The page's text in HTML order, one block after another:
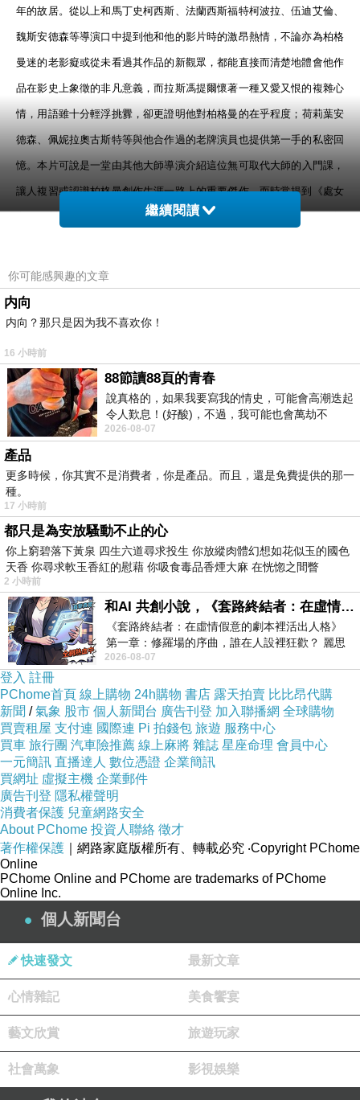
年的故居。從以上和馬丁史柯西斯、法蘭西斯福特柯波拉、伍迪艾倫、
魏斯安德森等導演口中提到他和他的影片時的激昂熱情，不論亦為柏格
曼迷的老影癡或從未看過其作品的新觀眾，都能直接而清楚地體會他作
品在影史上象徵的非凡意義，而拉斯馮提爾懷著一種又愛又恨的複雜心
情，用語雖十分輕浮挑釁，卻更證明他對柏格曼的在乎程度； 荷莉葉安
德森、佩妮拉奧古斯特等與他合作過的老牌演員也提供第一手的私密回
憶。本片可說是一堂由其他大師導演介紹這位無可取代大師的入門課，
讓人複習或認識柏格曼創作生涯一路上的重要傑作，而時常提到《處女
之泉》對其深具啟蒙意義的李安，自然也是不可或缺的訪問對象，他於
名照片，為本片下了一個完美的註解與句點。
上一篇：明日世界 Tomorrowland
下一篇：二姊妹的情人 Beloved Sisters
繼續閱讀
你可能感興趣的文章
内向
内向？那只是因为我不喜欢你！
16 小時前
88節讀88頁的青春
說真格的，如果我要寫我的情史，可能會高潮迭起
令人歎息！(好酸)，不過，我可能也會萬劫不
復...，每天跪鍵盤還是被判了花心的罪
2026-08-07
產品
更多時候，你其實不是消費者，你是產品。而且，還是免費提供的那一
種。
17 小時前
都只是為安放騷動不止的心
你上窮碧落下黃泉 四生六道尋求投生 你放縱肉體幻想如花似玉的國色
天香 你尋求軟玉香紅的慰藉 你吸食毒品香煙大麻 在恍惚之間瞥
2 小時前
和AI 共創小說，《套路終結者：在虛情假意的劇本裡活出人格》
《套路終結者：在虛情假意的劇本裡活出人格》
第一章：修羅場的序曲，誰在人設裡狂歡？ 麗思
卡爾頓酒店的總統套房內，燈光昏
2026-08-07
登入 註冊
PChome首頁 線上購物 24h購物 書店 露天拍賣 比比昂代購
新聞 /氣象 股市 個人新聞台 廣告刊登 加入聯播網 全球購物
買賣租屋 支付連 國際連 Pi 拍錢包 旅遊 服務中心
買車 旅行團 汽車險推薦 線上麻將 雜誌 星座命理 會員中心
一元簡訊 直播達人 數位憑證 企業簡訊
買網址 虛擬主機 企業郵件
廣告刊登 隱私權聲明
消費者保護 兒童網路安全
About PChome 投資人聯絡 徵才
著作權保護 ｜網路家庭版權所有、轉載必究 ‧Copyright PChome
Online
PChome Online and PChome are trademarks of PChome
Online Inc.
個人新聞台
快速發文 最新文章
心情雜記 美食饗宴
藝文欣賞 旅遊玩家
社會萬象 影視娛樂